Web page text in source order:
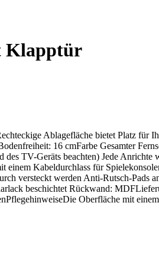
Klapptür
Ablagefläche bietet Platz für
16 cmFarbe Gesamter
TV-Geräts beachten) Jede Anrichte
einem Kabeldurchlass für
versteckt werden Anti-Rutsch-Pads
beschichtet Rückwand:
Oberfläche mit